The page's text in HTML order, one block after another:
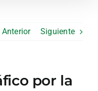
Anterior Siguiente
por la